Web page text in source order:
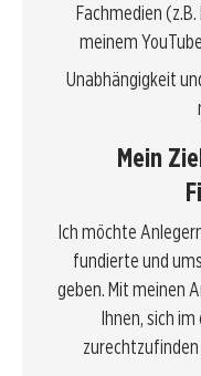
Fachmedien
meinem
Unabhängigkeit
Mein
Ich möchte
fundierte und
geben. Mit meinen
Ihnen, sich